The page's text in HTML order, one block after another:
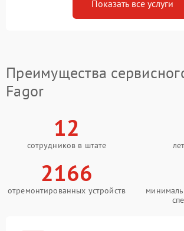
Показать все услуги
Преимущества
Fagor
12
сотрудников в штате
2166
отремонтированных устройств